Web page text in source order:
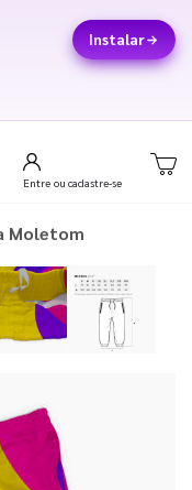
Instalar
Entre ou cadastre-se
Moletom